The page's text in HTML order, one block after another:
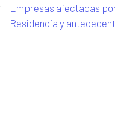
Empresas afectadas
Residencia y